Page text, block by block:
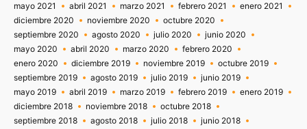
mayo 2021
abril 2021 marzo 2021 febrero 2021
enero 2021
diciembre 2020
noviembre 2020
octubre 2020
septiembre 2020
agosto 2020 julio 2020
junio 2020
mayo 2020
abril 2020 marzo 2020
febrero 2020
enero 2020
diciembre 2019 noviembre 2019
octubre 2019
septiembre 2019
agosto 2019 julio 2019
junio 2019
mayo 2019
abril 2019 marzo 2019 febrero 2019
enero 2019
diciembre 2018
noviembre 2018
octubre 2018
septiembre 2018
agosto 2018 julio 2018
junio 2018